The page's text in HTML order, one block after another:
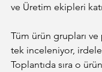
ve Üretim ekipleri
Tüm ürün grupları
tek inceleniyor,
Toplantıda sıra o